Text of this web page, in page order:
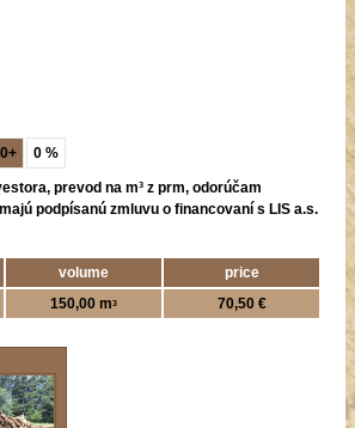
0 %
prevod na m³ z prm, odorúčam
podpísanú zmluvu o financovaní s LIS a.s.
volume
price
150,00 m3 70,50 €